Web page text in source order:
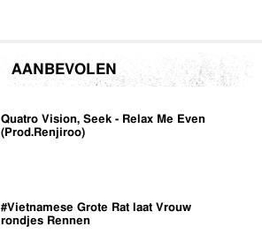
AANBEVOLEN
Quatro Vision, Seek - Relax Me Even
(Prod.Renjiroo)
#Vietnamese Grote Rat laat Vrouw
rondjes Rennen